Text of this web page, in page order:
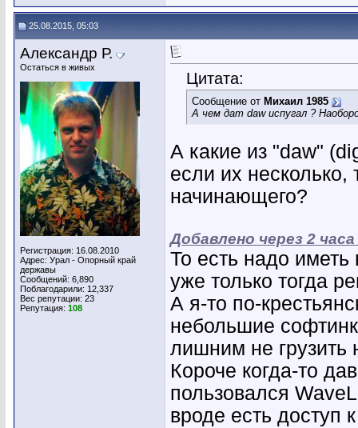
25.08.2015, 05:03
Александр Р.
Остаться в живых
Регистрация: 16.08.2010
Адрес: Урал - Опорный край
державы
Сообщений: 6,890
Поблагодарили: 12,337
Вес репутации: 23
Репутация: 108
Цитата:
Сообщение от Михаил 1985
А чем дат daw испугал ?
А какие из "daw"
если их
начинающего?
Добавлено через 2
То есть надо
уже только тогда
А я-то по-
небольшие
лишним не грузить
Короче когда-то
пользовался
вроде есть доступ